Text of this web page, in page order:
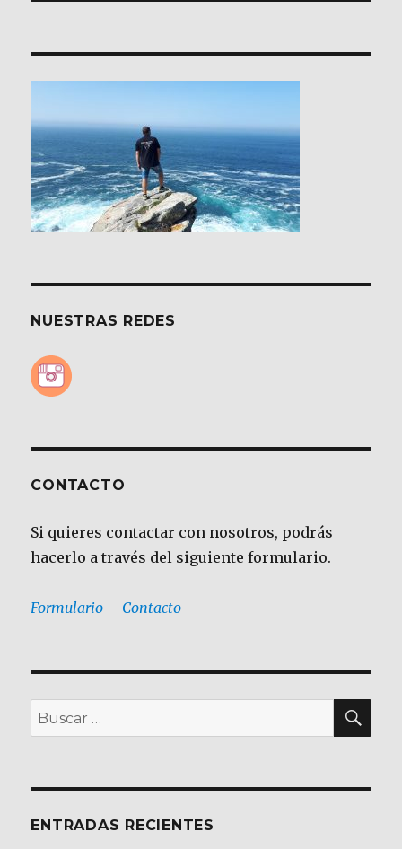
NUESTRAS REDES
CONTACTO
Si quieres contactar con nosotros, podrás
hacerlo a través del siguiente formulario.
Formulario – Contacto
Buscar
por:
ENTRADAS RECIENTES